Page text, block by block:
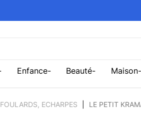
Enfance Beauté Maison
FOULARDS, ECHARPES LE PETIT